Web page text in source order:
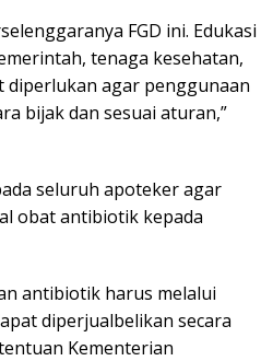
FGD ini. Edukasi
tenaga kesehatan,
diperlukan agar penggunaan
bijak dan sesuai aturan,”
seluruh apoteker agar
obat antibiotik kepada
antibiotik harus melalui
diperjualbelikan secara
Kementerian